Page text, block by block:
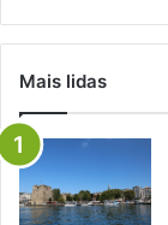
Mais lidas